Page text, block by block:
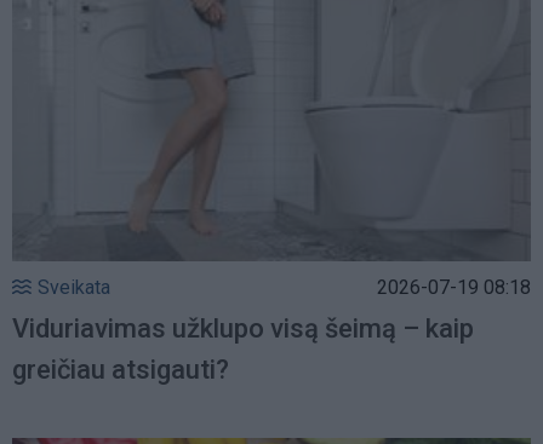
Sveikata 2026-07-19 08:18
Viduriavimas užklupo visą šeimą – kaip
greičiau atsigauti?